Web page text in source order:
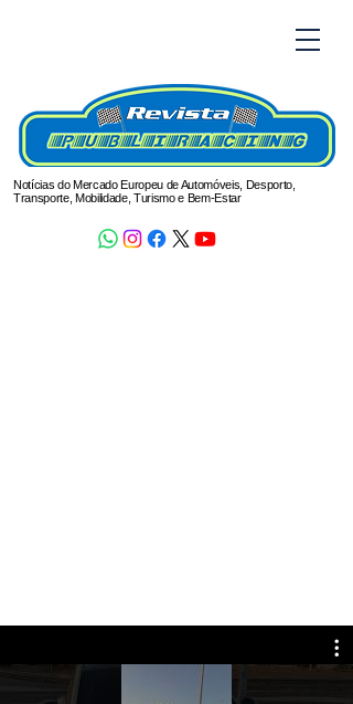
Notícias do Mercado Europeu de Automóveis, Desporto,
Transporte, Mobilidade, Turismo e Bem-Estar